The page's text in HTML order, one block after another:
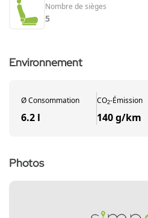
Nombre de sièges
5
Environnement
ØConsommation
6.2 l
CO2-Émission
140 g/km
Photos